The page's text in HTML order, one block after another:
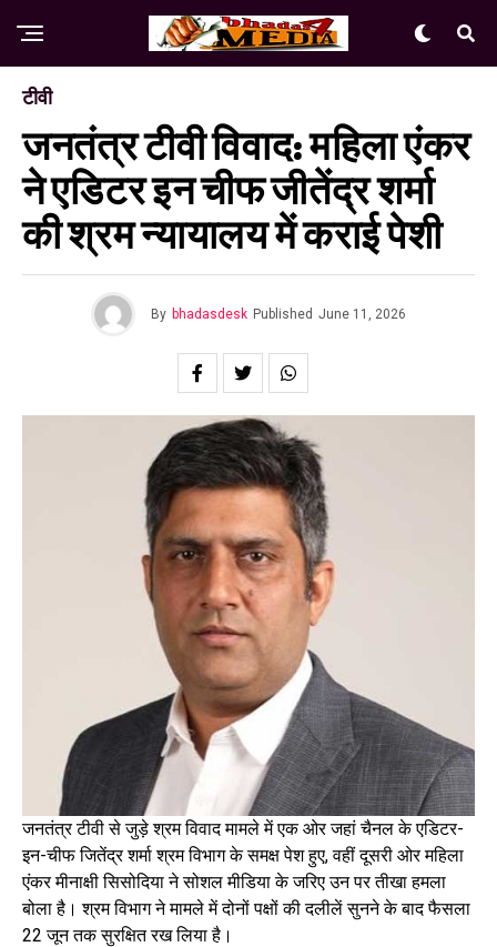
टीवी
जनतंत्र टीवी विवाद: महिला एंकर
ने एडिटर इन चीफ जीतेंद्र शर्मा
की श्रम न्यायालय में कराई पेशी
By bhadasdesk Published June 11, 2026
जनतंत्र टीवी से जुड़े श्रम विवाद मामले में एक ओर जहां चैनल के एडिटर-
इन-चीफ जितेंद्र शर्मा श्रम विभाग के समक्ष पेश हुए, वहीं दूसरी ओर महिला
एंकर मीनाक्षी सिसोदिया ने सोशल मीडिया के जरिए उन पर तीखा हमला
बोला है। श्रम विभाग ने मामले में दोनों पक्षों की दलीलें सुनने के बाद फैसला
22 जून तक सुरक्षित रख लिया है।